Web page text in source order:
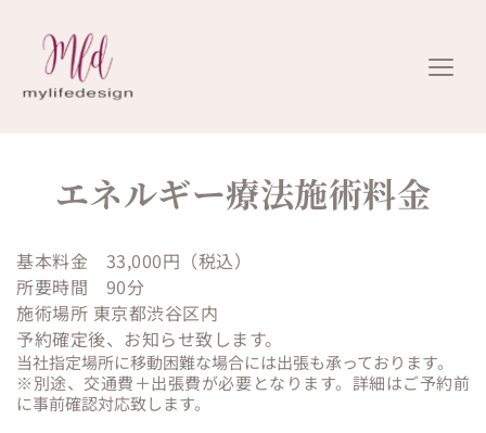
エネルギー療法施術料金
基本料金　33,000円（税込）
所要時間　90分
施術場所 東京都渋谷区内
予約確定後、お知らせ致します。
当社指定場所に移動困難な場合には出張も承っております。
※別途、交通費＋出張費が必要となります。詳細はご予約前
に事前確認対応致します。